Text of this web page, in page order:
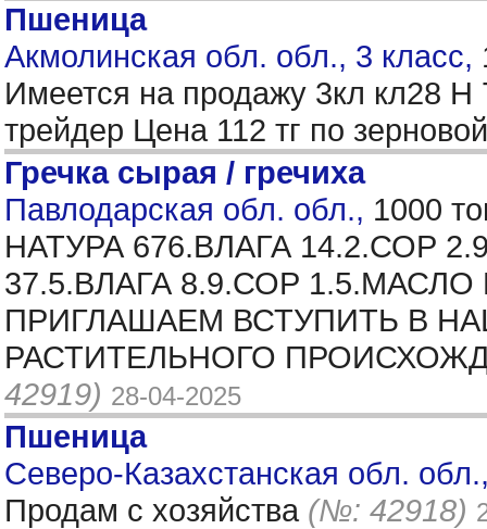
Пшеница
Акмолинская обл. обл., 3 класс,
Имеется на продажу 3кл кл28
трейдер Цена 112 тг по
Гречка сырая / гречиха
Павлодарская обл. обл., 1000
НАТУРА 676.ВЛАГА 14.2.СОР
37.5.ВЛАГА 8.9.СОР
ПРИГЛАШАЕМ ВСТУПИТЬ В
РАСТИТЕЛЬНОГО
42919) 28-04-2025
Пшеница
Северо-Казахстанская обл.
Продам с хозяйства (№: 42918)